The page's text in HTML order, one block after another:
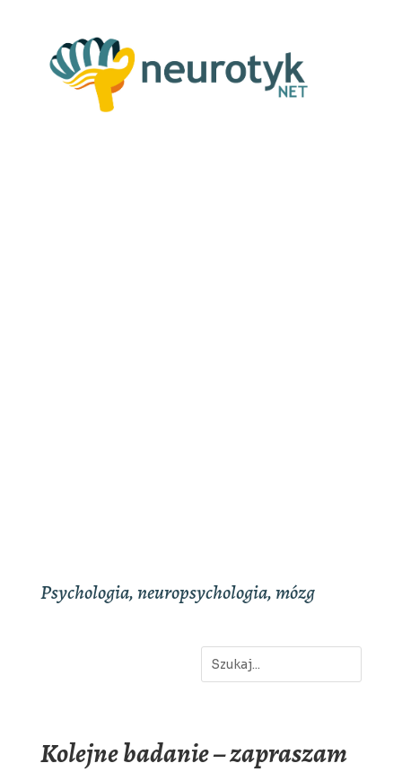
Psychologia, neuropsychologia, mózg
Kolejne badanie – zapraszam